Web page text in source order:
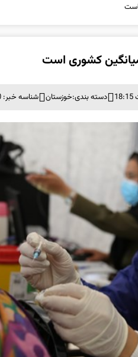
کشوری است
دسته بندی:خوزستان شناسه خبر: 192670